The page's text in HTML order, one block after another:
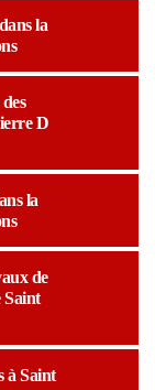
la
D
la
de
Saint
à Saint